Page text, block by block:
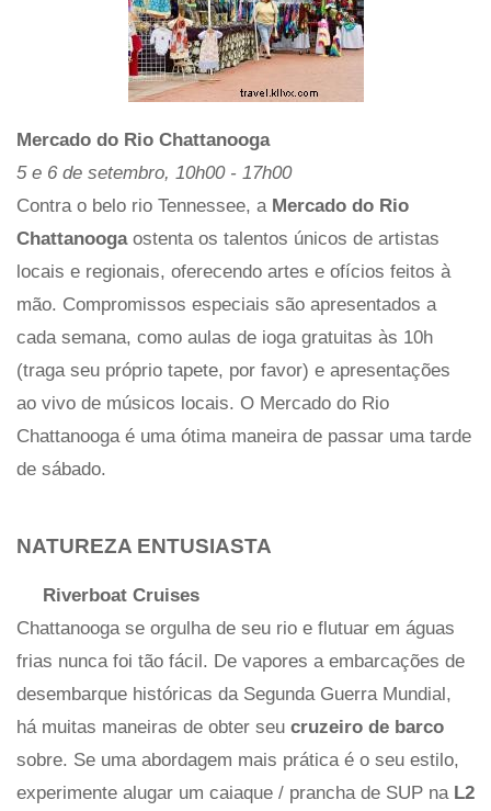
Mercado do Rio Chattanooga
5 e 6 de setembro, 10h00 - 17h00
Contra o belo rio Tennessee, a Mercado do Rio
Chattanooga ostenta os talentos únicos de artistas
locais e regionais, oferecendo artes e ofícios feitos à
mão. Compromissos especiais são apresentados a
cada semana, como aulas de ioga gratuitas às 10h
(traga seu próprio tapete, por favor) e apresentações
ao vivo de músicos locais. O Mercado do Rio
Chattanooga é uma ótima maneira de passar uma tarde
de sábado.
NATUREZA ENTUSIASTA
Riverboat Cruises
Chattanooga se orgulha de seu rio e flutuar em águas
frias nunca foi tão fácil. De vapores a embarcações de
desembarque históricas da Segunda Guerra Mundial,
há muitas maneiras de obter seu cruzeiro de barco
sobre. Se uma abordagem mais prática é o seu estilo,
experimente alugar um caiaque / prancha de SUP na L2